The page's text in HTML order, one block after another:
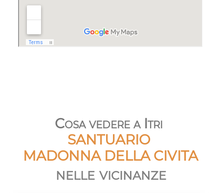
Cosa vedere a Itri
SANTUARIO
MADONNA DELLA CIVITA
nelle vicinanze